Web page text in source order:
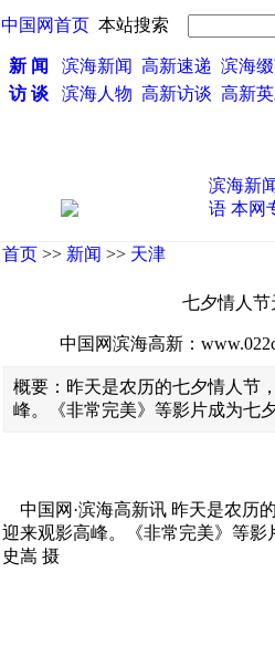
中国网首页 本站搜索
新 闻 滨海新闻 高新速递 滨海
访 谈
滨海人物 高新访谈 高新
滨海新
语 本网
首页 >> 新闻 >> 天津
七夕情人
中国网滨海高新：
概要：昨天是农历的七夕情人节
峰。《非常完美》等影片成为七
中国网·滨海高新讯 昨天是农历
迎来观影高峰。《非常完美》等
史嵩 摄